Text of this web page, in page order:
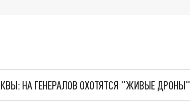
НА ГЕНЕРАЛОВ ОХОТЯТСЯ "ЖИВЫЕ ДРОНЫ"